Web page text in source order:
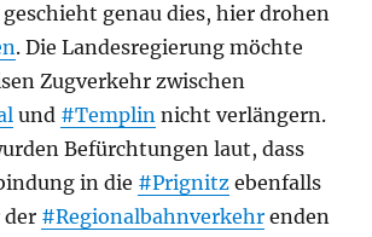
genau dies, hier drohen
. Die Landesregierung möchte
Zugverkehr zwischen
und #Templin nicht verlängern.
Befürchtungen laut, dass
in die #Prignitz ebenfalls
der #Regionalbahnverkehr enden